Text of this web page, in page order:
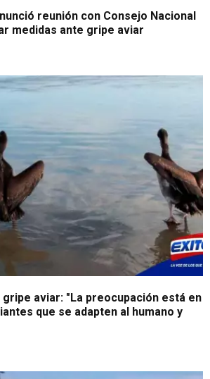
reunión con Consejo Nacional
medidas ante gripe aviar
aviar: "La preocupación está en
que se adapten al humano y